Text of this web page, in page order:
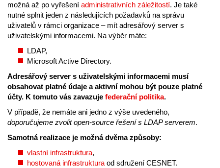
možná až po vyřešení administrativních záležitostí. Je také
nutné splnit jeden z následujících požadavků na správu
uživatelů v rámci organizace – mít adresářový server s
uživatelskými informacemi. Na výběr máte:
LDAP,
Microsoft Active Directory.
Adresářový server s uživatelskými informacemi musí
obsahovat platné údaje a aktivní mohou být pouze platné
účty. K tomuto vás zavazuje federační politika.
V případě, že nemáte ani jedno z výše uvedeného,
doporučujeme zvolit open-source řešení s LDAP serverem.
Samotná realizace je možná dvěma způsoby:
vlastní infrastruktura,
hostovaná infrastruktura od sdružení CESNET.